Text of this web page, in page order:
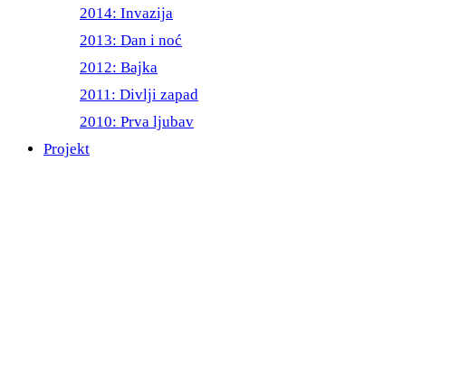
2014: Invazija
2013: Dan i noć
2012: Bajka
2011: Divlji zapad
2010: Prva ljubav
Projekt